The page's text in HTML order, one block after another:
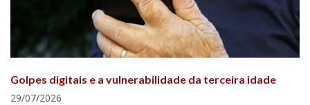
Golpes digitais e a vulnerabilidade da terceira idade
29/07/2026